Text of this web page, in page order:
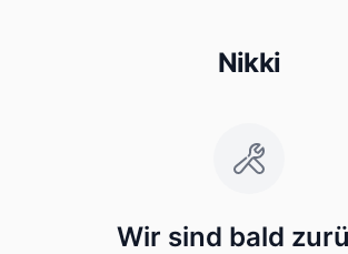
Nikki
Wir sind bald